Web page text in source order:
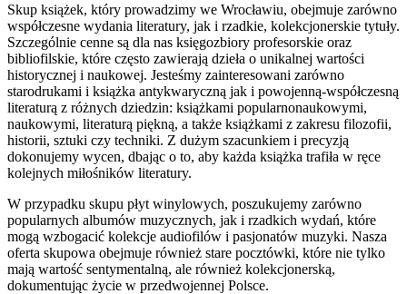
Skup książek, który prowadzimy we Wrocławiu, obejmuje zarówno
współczesne wydania literatury, jak i rzadkie, kolekcjonerskie tytuły.
Szczególnie cenne są dla nas księgozbiory profesorskie oraz
bibliofilskie, które często zawierają dzieła o unikalnej wartości
historycznej i naukowej. Jesteśmy zainteresowani zarówno
starodrukami i książka antykwaryczną jak i powojenną-współczesną
literaturą z różnych dziedzin: książkami popularnonaukowymi,
naukowymi, literaturą piękną, a także książkami z zakresu filozofii,
historii, sztuki czy techniki. Z dużym szacunkiem i precyzją
dokonujemy wycen, dbając o to, aby każda książka trafiła w ręce
kolejnych miłośników literatury.
W przypadku skupu płyt winylowych, poszukujemy zarówno
popularnych albumów muzycznych, jak i rzadkich wydań, które
mogą wzbogacić kolekcje audiofilów i pasjonatów muzyki. Nasza
oferta skupowa obejmuje również stare pocztówki, które nie tylko
mają wartość sentymentalną, ale również kolekcjonerską,
dokumentując życie w przedwojennej Polsce.